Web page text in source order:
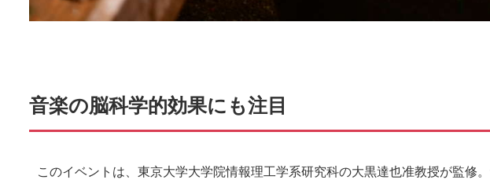
音楽の脳科学的効果にも注目
このイベントは、東京大学大学院情報理工学系研究科の大黒達也准教授が監修